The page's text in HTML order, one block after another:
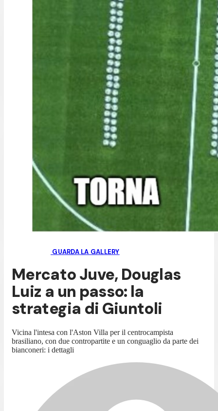
GUARDA LA GALLERY
Mercato Juve, Douglas
Luiz a un passo: la
strategia di Giuntoli
Vicina l'intesa con l'Aston Villa per il centrocampista
brasiliano, con due contropartite e un conguaglio da parte dei
bianconeri: i dettagli